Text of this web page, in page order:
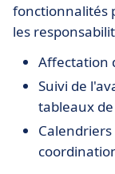
fonctionnalités
les
Affectation
Suivi de
tableaux